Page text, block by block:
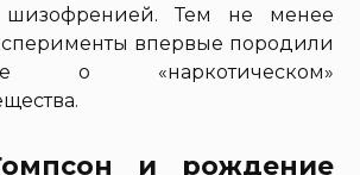
шизофренией. Тем не менее
впервые породили
о «наркотическом»
и рождение